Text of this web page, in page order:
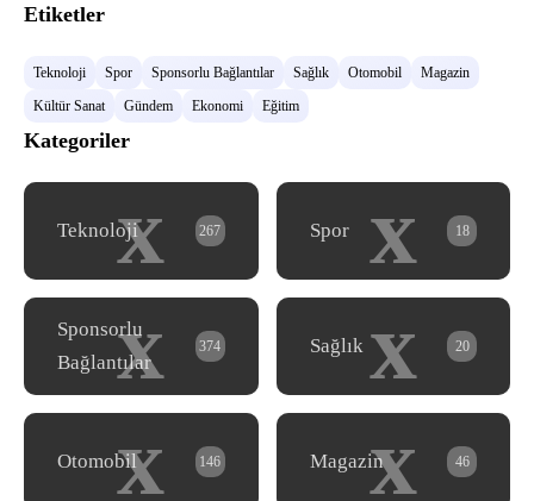
Etiketler
Teknoloji Spor Sponsorlu Bağlantılar Sağlık Otomobil
Magazin
Kültür Sanat
Gündem Ekonomi Eğitim
Kategoriler
x
Teknoloji 267 x
Spor 18
x
Sponsorlu
Bağlantılar
374 x
Sağlık 20
x
Otomobil 146 x
Magazin 46